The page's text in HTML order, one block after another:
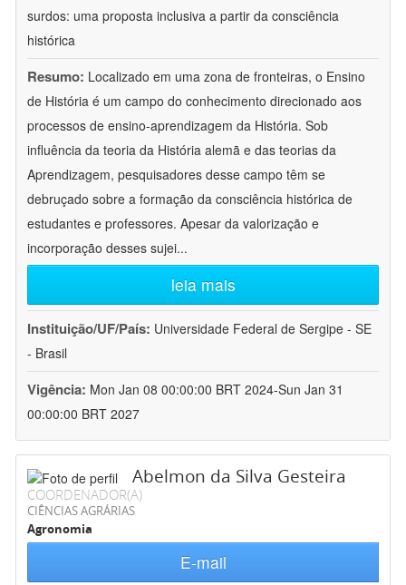
surdos: uma proposta inclusiva a partir da consciência
histórica
Resumo: Localizado em uma zona de fronteiras, o Ensino
de História é um campo do conhecimento direcionado aos
processos de ensino-aprendizagem da História. Sob
influência da teoria da História alemã e das teorias da
Aprendizagem, pesquisadores desse campo têm se
debruçado sobre a formação da consciência histórica de
estudantes e professores. Apesar da valorização e
incorporação desses sujei...
leia mais
Instituição/UF/País: Universidade Federal de Sergipe - SE
- Brasil
Vigência: Mon Jan 08 00:00:00 BRT 2024-Sun Jan 31
00:00:00 BRT 2027
Abelmon da Silva Gesteira
COORDENADOR(A)
CIÊNCIAS AGRÁRIAS
Agronomia
E-mail